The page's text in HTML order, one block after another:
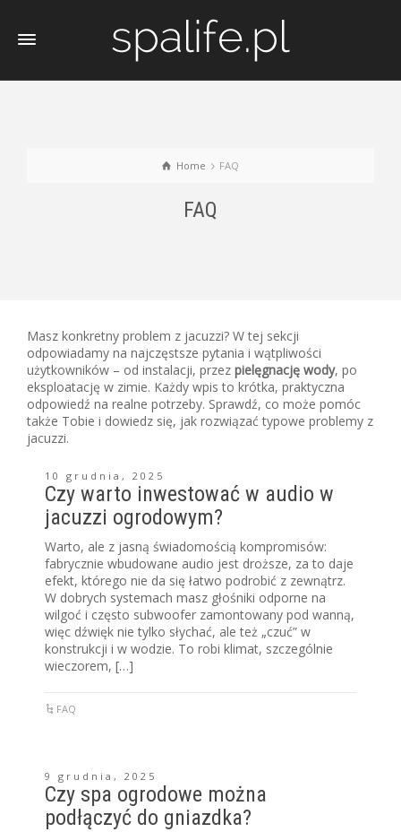
Home FAQ
FAQ
Masz konkretny problem z jacuzzi? W tej sekcji
odpowiadamy na najczęstsze pytania i wątpliwości
użytkowników – od instalacji, przez pielęgnację wody, po
eksploatację w zimie. Każdy wpis to krótka, praktyczna
odpowiedź na realne potrzeby. Sprawdź, co może pomóc
także Tobie i dowiedz się, jak rozwiązać typowe problemy z
jacuzzi.
10 grudnia, 2025
Czy warto inwestować w audio w
jacuzzi ogrodowym?
Warto, ale z jasną świadomością kompromisów:
fabrycznie wbudowane audio jest droższe, za to daje
efekt, którego nie da się łatwo podrobić z zewnątrz.
W dobrych systemach masz głośniki odporne na
wilgoć i często subwoofer zamontowany pod wanną,
więc dźwięk nie tylko słychać, ale też „czuć” w
konstrukcji i w wodzie. To robi klimat, szczególnie
wieczorem, […]
FAQ
9 grudnia, 2025
Czy spa ogrodowe można
podłączyć do gniazdka?